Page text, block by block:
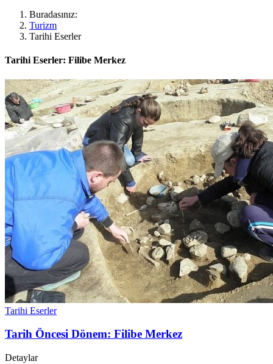
Buradasınız:
Turizm
Tarihi Eserler
Tarihi Eserler: Filibe Merkez
Tarihi Eserler
Tarih Öncesi Dönem: Filibe Merkez
Detaylar